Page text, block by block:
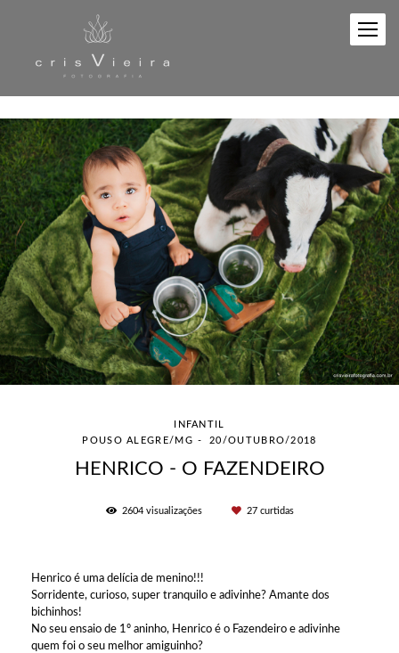
INFANTIL
POUSO ALEGRE/MG
20/OUTUBRO/2018
HENRICO - O FAZENDEIRO
2604visualizações 27curtidas
Henrico é uma delícia de menino!!!
Sorridente, curioso, super tranquilo e adivinhe? Amante dos
bichinhos!
No seu ensaio de 1º aninho, Henrico é o Fazendeiro e adivinhe
quem foi o seu melhor amiguinho?